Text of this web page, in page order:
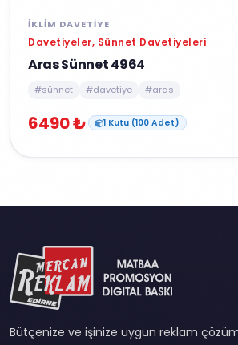
İKLIM DAVETIYE
Davetiyeler, Sünnet Davetiyeleri
Aras Sünnet 4964
#sünnet #davetiye #aras
6490 ₺ 1 Kutu (100 Adet)
Bütçenize ve işinize uygun reklam